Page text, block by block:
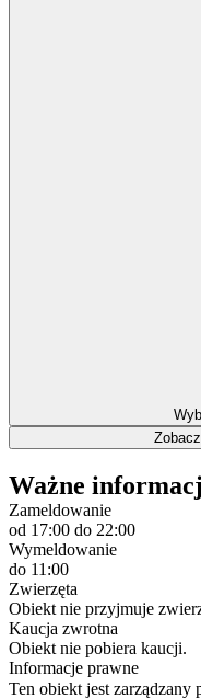
Ważne
Zameldowanie
od 17:00 do 22:00
Wymeldowanie
do 11:00
Zwierzęta
Obiekt nie przyjmuje
Kaucja zwrotna
Obiekt nie pobiera kaucji.
Informacje prawne
Ten obiekt jest zarządzany